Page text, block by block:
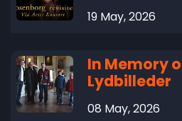
19 May, 2026
In Memory
Lydbilleder
08 May, 2026